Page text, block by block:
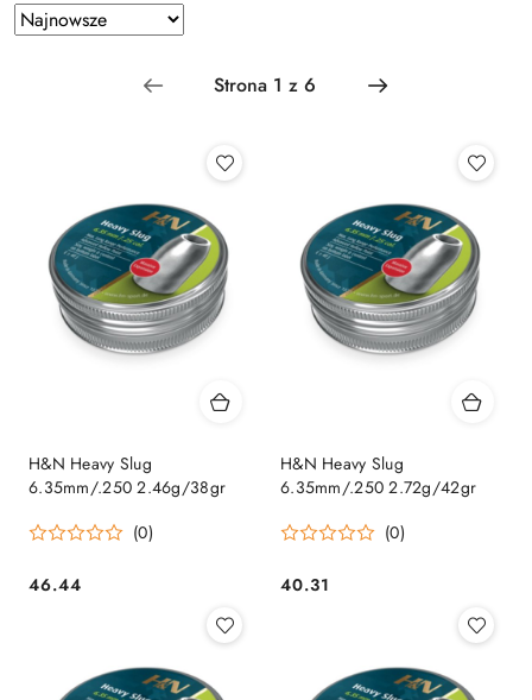
Zastosowano
sortowanie:
Sortuj
według
H&N Heavy Slug
6.35mm/.250 2.46g/38gr
(0)
Cena:
46.44
H&N Heavy Slug
6.35mm/.250 2.72g/42gr
(0)
Cena:
40.31